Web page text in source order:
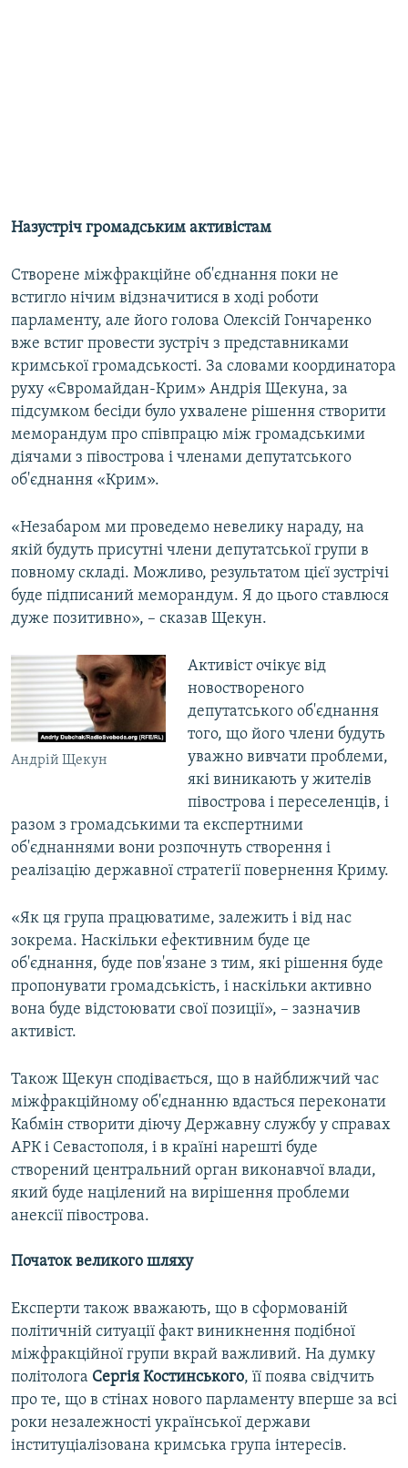
Назустріч громадським активістам
Створене міжфракційне об'єднання поки не
встигло нічим відзначитися в ході роботи
парламенту, але його голова Олексій Гончаренко
вже встиг провести зустріч з представниками
кримської громадськості. За словами координатора
руху «Євромайдан-Крим» Андрія Щекуна, за
підсумком бесіди було ухвалене рішення створити
меморандум про співпрацю між громадськими
діячами з півострова і членами депутатського
об'єднання «Крим».
«Незабаром ми проведемо невелику нараду, на
якій будуть присутні члени депутатської групи в
повному складі. Можливо, результатом цієї зустрічі
буде підписаний меморандум. Я до цього ставлюся
дуже позитивно», – сказав Щекун.
Андрій Щекун
Активіст очікує від
новоствореного
депутатського об'єднання
того, що його члени будуть
уважно вивчати проблеми,
які виникають у жителів
півострова і переселенців, і
разом з громадськими та експертними
об'єднаннями вони розпочнуть створення і
реалізацію державної стратегії повернення Криму.
«Як ця група працюватиме, залежить і від нас
зокрема. Наскільки ефективним буде це
об'єднання, буде пов'язане з тим, які рішення буде
пропонувати громадськість, і наскільки активно
вона буде відстоювати свої позиції», – зазначив
активіст.
Також Щекун сподівається, що в найближчий час
міжфракційному об'єднанню вдасться переконати
Кабмін створити діючу Державну службу у справах
АРК і Севастополя, і в країні нарешті буде
створений центральний орган виконавчої влади,
який буде націлений на вирішення проблеми
анексії півострова.
Початок великого шляху
Експерти також вважають, що в сформованій
політичній ситуації факт виникнення подібної
міжфракційної групи вкрай важливий. На думку
політолога Сергія Костинського, її поява свідчить
про те, що в стінах нового парламенту вперше за всі
роки незалежності української держави
інституціалізована кримська група інтересів.